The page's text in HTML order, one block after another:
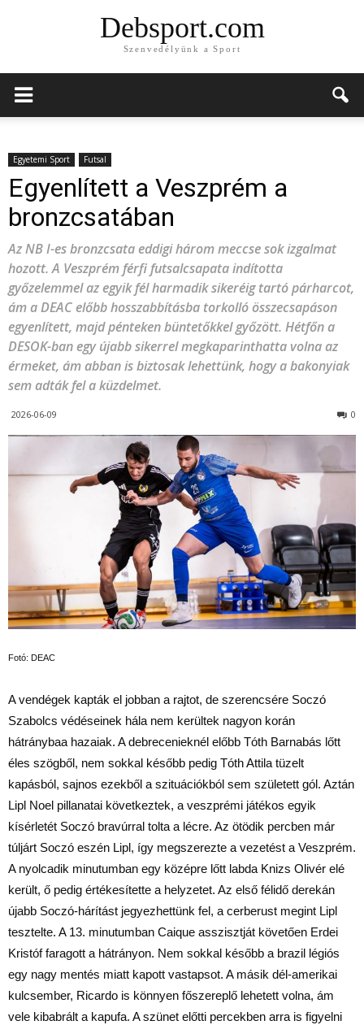
Debsport.com
Szenvedélyünk a Sport
Egyetemi Sport Futsal
Egyenlített a Veszprém a
bronzcsatában
Az NB I-es bronzcsata eddigi három meccse sok izgalmat
hozott. A Veszprém férfi futsalcsapata indította
győzelemmel az egyik fél harmadik sikeréig tartó párharcot,
ám a DEAC előbb hosszabbításba torkolló összecsapáson
egyenlített, majd pénteken büntetőkkel győzött. Hétfőn a
DESOK-ban egy újabb sikerrel megkaparinthatta volna az
érmeket, ám abban is biztosak lehettünk, hogy a bakonyiak
sem adták fel a küzdelmet.
2026-06-09 0
Fotó: DEAC
A vendégek kapták el jobban a rajtot, de szerencsére Soczó
Szabolcs védéseinek hála nem kerültek nagyon korán
hátránybaa hazaiak. A debrecenieknél előbb Tóth Barnabás lőtt
éles szögből, nem sokkal később pedig Tóth Attila tüzelt
kapásból, sajnos ezekből a szituációkból sem született gól. Aztán
Lipl Noel pillanatai következtek, a veszprémi játékos egyik
kísérletét Soczó bravúrral tolta a lécre. Az ötödik percben már
túljárt Soczó eszén Lipl, így megszerezte a vezetést a Veszprém.
A nyolcadik minutumban egy középre lőtt labda Knizs Olivér elé
került, ő pedig értékesítette a helyzetet. Az első félidő derekán
újabb Soczó-hárítást jegyezhettünk fel, a cerberust megint Lipl
tesztelte. A 13. minutumban Caique asszisztját követően Erdei
Kristóf faragott a hátrányon. Nem sokkal később a brazil légiós
egy nagy mentés miatt kapott vastapsot. A másik dél-amerikai
kulcsember, Ricardo is könnyen főszereplő lehetett volna, ám
vele kibabrált a kapufa. A szünet előtti percekben arra is figyelni